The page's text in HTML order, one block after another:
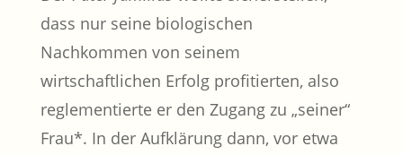
dass nur seine biologischen
Nachkommen von seinem
wirtschaftlichen Erfolg profitierten, also
reglementierte er den Zugang zu „seiner“
Frau*. In der Aufklärung dann, vor etwa